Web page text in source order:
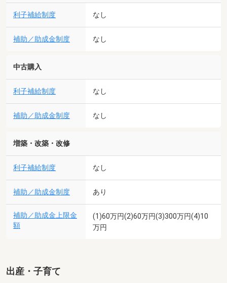
利子補給制度 なし
補助／助成金制度 なし
中古購入
利子補給制度 なし
補助／助成金制度 なし
増築・改築・改修
利子補給制度 なし
補助／助成金制度 あり
補助／助成金上限金
額
(1)60万円(2)60万円(3)300万円(4)10
万円
出産・子育て